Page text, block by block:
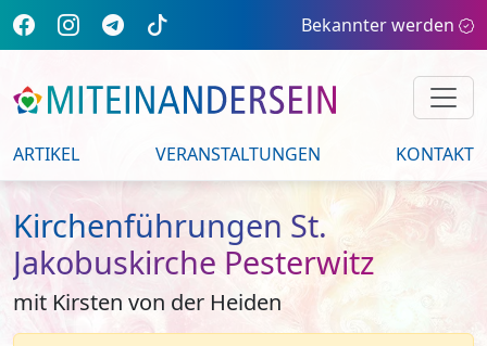
Bekannter werden
ARTIKEL VERANSTALTUNGEN KONTAKT
Kirchenführungen St.
Jakobuskirche Pesterwitz
mit Kirsten von der Heiden